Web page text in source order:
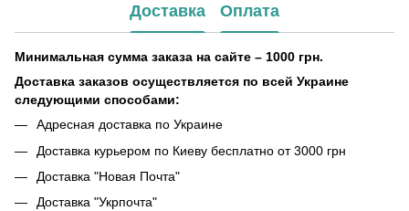
Доставка Оплата
Минимальная сумма заказа на сайте – 1000 грн.
Доставка заказов осуществляется по всей Украине
следующими способами:
Адресная доставка по Украине
Доставка курьером по Киеву бесплатно от 3000 грн
Доставка "Новая Почта"
Доставка "Укрпочта"